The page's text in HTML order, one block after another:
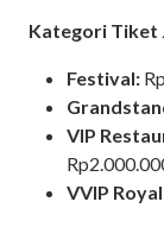
Kategori Tiket
Festival:
VIP
VVIP